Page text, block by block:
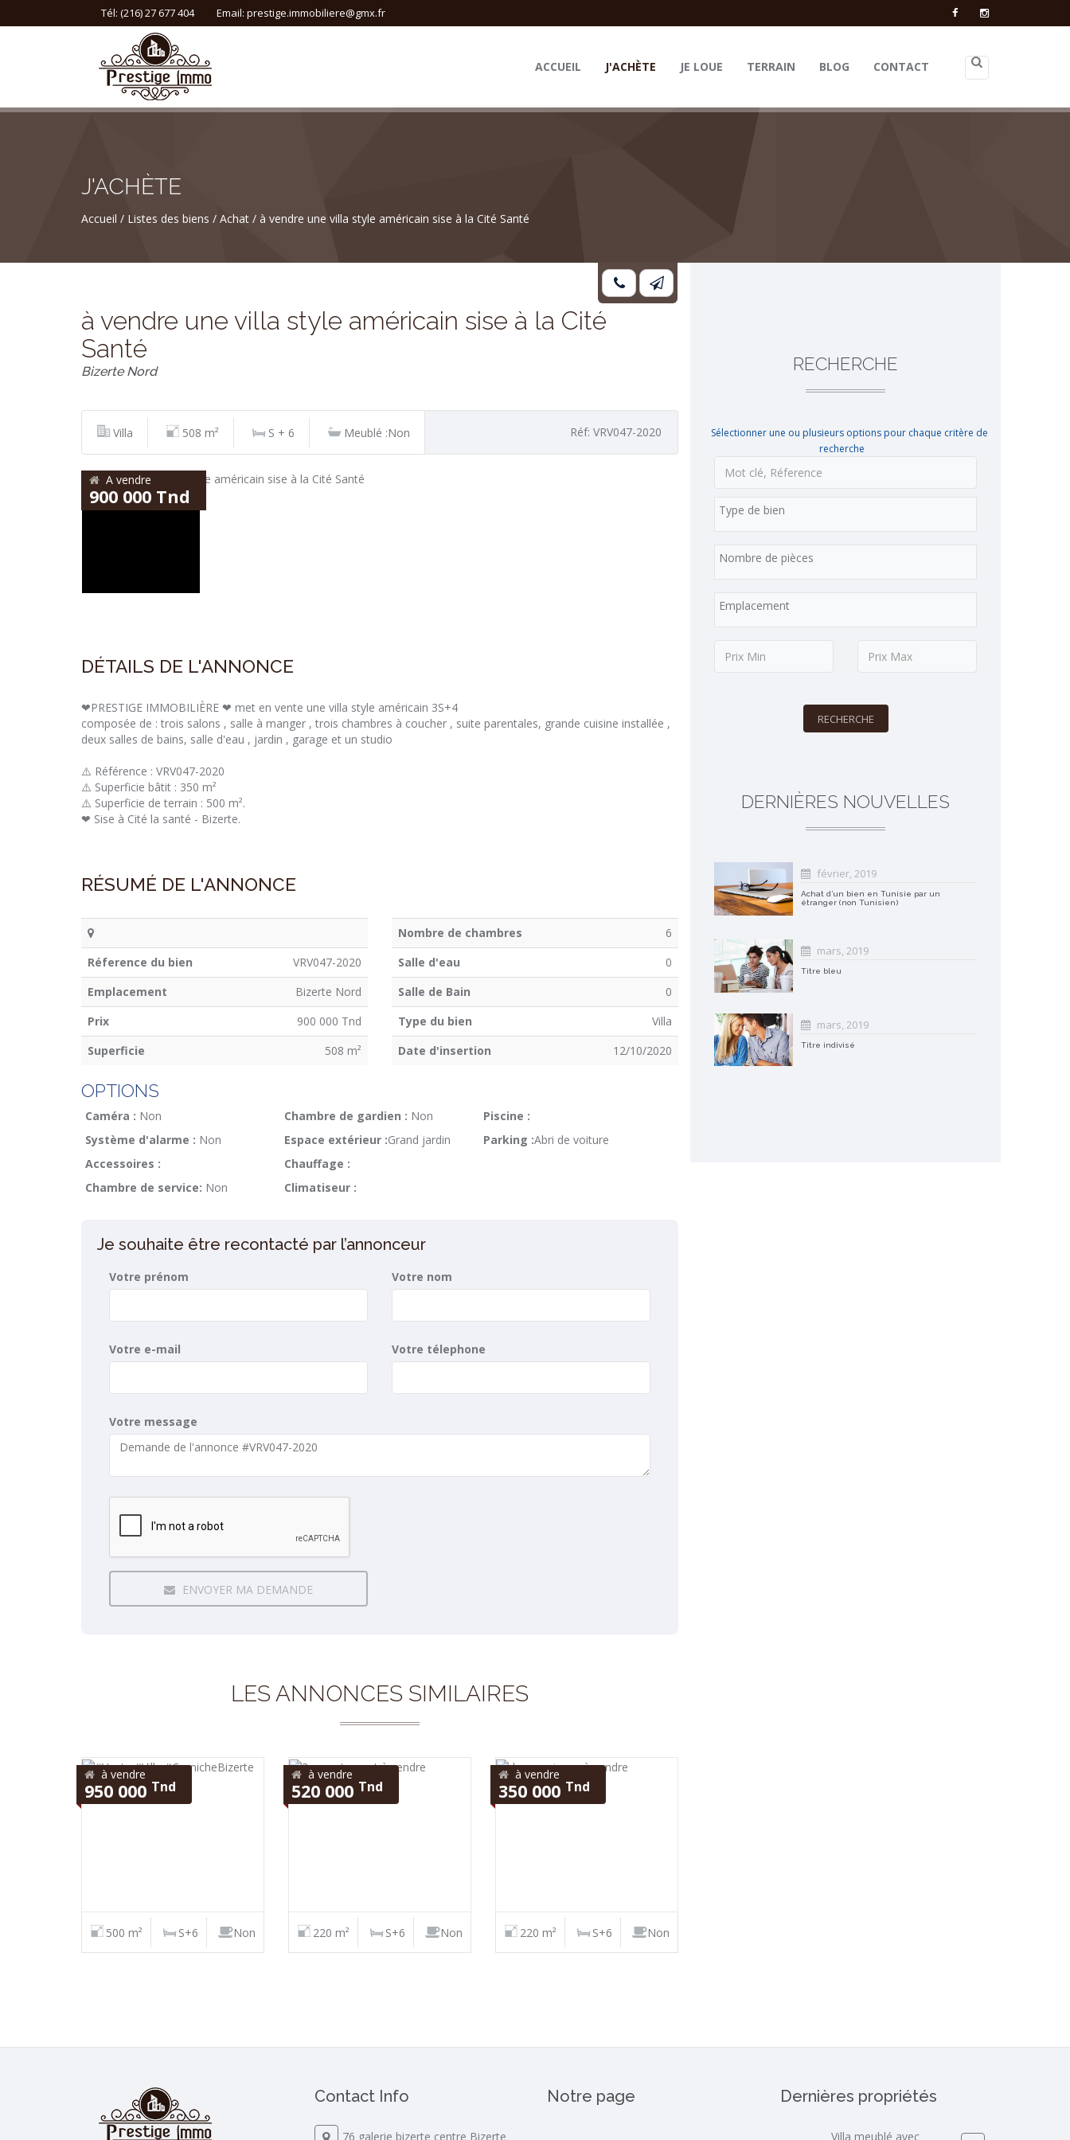
Tél: (216) 27 677 404 Email: prestige.immobiliere@gmx.fr
ACCUEIL J'ACHÈTE JE LOUE TERRAIN BLOG CONTACT
J'ACHÈTE
Accueil Listes des biens Achat à vendre une villa style américain sise à la Cité Santé
à vendre une villa style américain sise à la Cité
Santé
Bizerte Nord
Villa 508 m² S + 6 Meublé :Non Réf: VRV047-2020
A vendre
900 000 Tnd
DÉTAILS DE L'ANNONCE
❤PRESTIGE IMMOBILIÈRE ❤ met en vente une villa style américain 3S+4
composée de : trois salons , salle à manger , trois chambres à coucher , suite parentales, grande cuisine installée ,
deux salles de bains, salle d'eau , jardin , garage et un studio
⚠️ Référence : VRV047-2020
⚠️ Superficie bâtit : 350 m²
⚠️ Superficie de terrain : 500 m².
❤ Sise à Cité la santé - Bizerte.
RÉSUMÉ DE L'ANNONCE
Réference du bien
VRV047-2020
Emplacement
Bizerte Nord
Prix
900 000 Tnd
Superficie
508 m²
Nombre de chambres
6
Salle d'eau
0
Salle de Bain
0
Type du bien
Villa
Date d'insertion
12/10/2020
OPTIONS
Caméra : Non
Système d'alarme : Non
Accessoires :
Chambre de service: Non
Chambre de gardien : Non
Espace extérieur :Grand jardin
Chauffage :
Climatiseur :
Piscine :
Parking :Abri de voiture
Je souhaite être recontacté par l’annonceur
Votre prénom Votre nom
Votre e-mail Votre télephone
Votre message
ENVOYER MA DEMANDE
LES ANNONCES SIMILAIRES
à vendre
950 000 Tnd
500 m² S+6 Non
à vendre
520 000 Tnd
220 m² S+6 Non
à vendre
350 000 Tnd
220 m² S+6 Non
RECHERCHE
Sélectionner une ou plusieurs options pour chaque critère de
recherche
RECHERCHE
DERNIÈRES NOUVELLES
février, 2019
Achat d’un bien en Tunisie par un
étranger (non Tunisien)
mars, 2019
Titre bleu
mars, 2019
Titre indivisé
Contact Info
76 galerie bizerte centre Bizerte
Notre page Dernières propriétés
Villa meublé avec